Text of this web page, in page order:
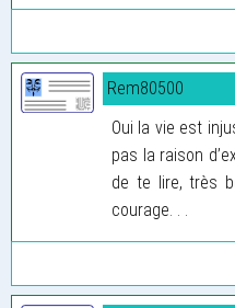
Rem80500
Oui la vie est
pas la raison
de te lire, très
courage. . .